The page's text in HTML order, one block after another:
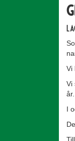
Vi
Vi
år.
I